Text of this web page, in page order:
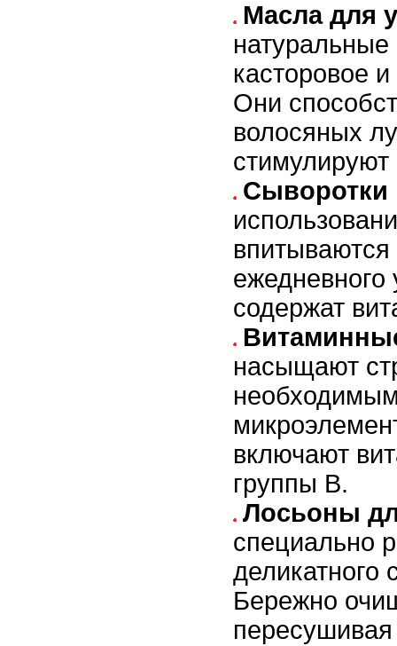
Масла для
натуральные
касторовое
Они
волосяных
стимулируют
Сыворотки
ежедневного
содержат
насыщают
включают
группы B.
Лосьоны
специально
деликатного
Бережно
пересушивая